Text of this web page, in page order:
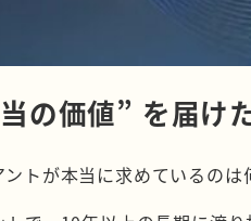
の価値” を届け
トが本当に求めているのは